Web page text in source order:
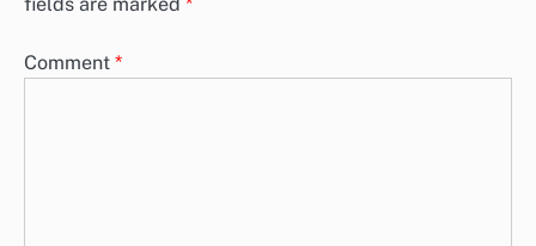
fields are marked *
Comment *